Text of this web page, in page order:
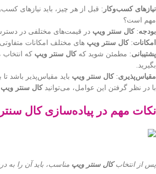
نیازهای کسب‌وکار : قبل از هر چیز، باید نیازهای
مهم است؟
بودجه:کال سنتر ویپ در قیمت‌های مختلفی در
امکانات:کال سنتر ویپ های مختلف امکانات
پشتیبانی: مطمئن شوید کهکال سنتر ویپ که انتخاب
بگیرید.
مقیاس‌پذیری:کال سنتر ویپ باید مقیاس‌پذیر باشد
با در نظر گرفتن این عوامل، می‌توانیدکال سنتر ویپ
نکات مهم در پیاده‌سازی کال
پس از انتخابکال سنتر ویپ مناسب، باید آن را به